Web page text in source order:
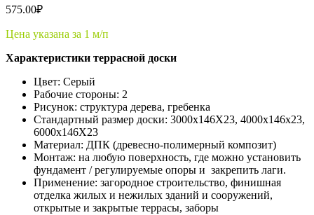
575.00₽
Цена указана за 1 м/п
Характеристики террасной доски
Цвет: Серый
Рабочие стороны: 2
Рисунок: структура дерева, гребенка
Стандартный размер доски: 3000x146X23, 4000x146x23,
6000x146X23
Материал: ДПК (древесно-полимерный композит)
Монтаж: на любую поверхность, где можно установить
фундамент / регулируемые опоры и закрепить лаги.
Применение: загородное строительство, финишная
отделка жилых и нежилых зданий и сооружений,
открытые и закрытые террасы, заборы